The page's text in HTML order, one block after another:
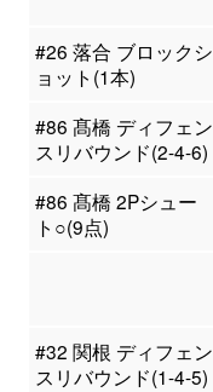
#26 落合 ブロックシ
ョット(1本)
#86 髙橋 ディフェン
スリバウンド(2-4-6)
#86 髙橋 2Pシュー
ト○(9点)
#32 関根 ディフェン
スリバウンド(1-4-5)